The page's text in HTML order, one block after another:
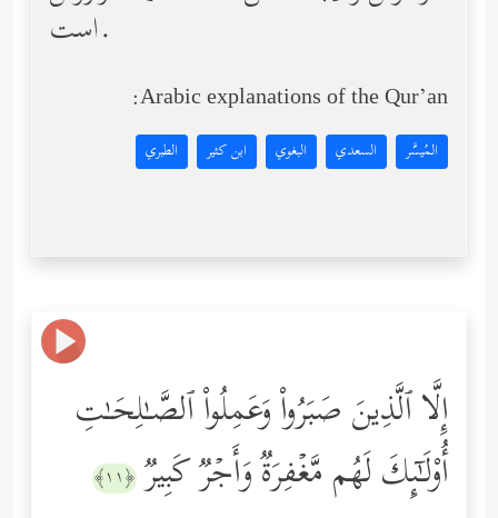
است.
Arabic explanations of the Qur’an:
المُيسَّر السعدي البغوي ابن كثير الطبري
إِلَّا ٱلَّذِینَ صَبَرُواْ وَعَمِلُواْ ٱلصَّـٰلِحَـٰتِ
أُوْلَـٰۤىِٕكَ لَهُم مَّغۡفِرَةࣱ وَأَجۡرࣱ كَبِیرࣱ ﴿١١﴾